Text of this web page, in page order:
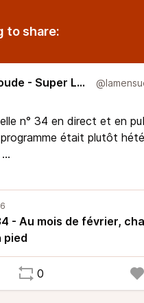
to share:
La mensuelle de Brioude - Super Larsen
n° 34 en direct et en
était plutôt
101 dans les alentours
sursuperlarsen.fr.
- Au mois de février,
pied
0